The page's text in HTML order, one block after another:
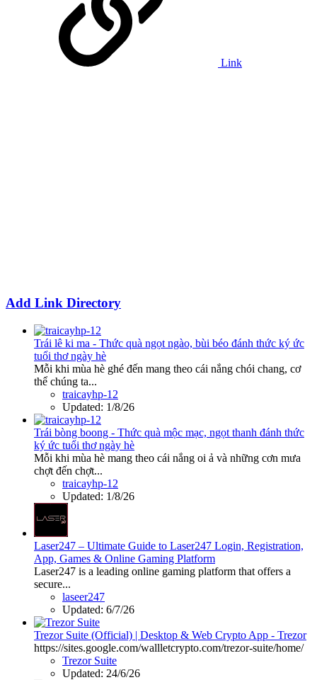
Link
Add Link Directory
Trái lê ki ma - Thức quà ngọt ngào, bùi béo đánh thức ký ức
tuổi thơ ngày hè
Mỗi khi mùa hè ghé đến mang theo cái nắng chói chang, cơ
thể chúng ta...
traicayhp-12
Updated: 1/8/26
Trái bòng boong - Thức quà mộc mạc, ngọt thanh đánh thức
ký ức tuổi thơ ngày hè
Mỗi khi mùa hè mang theo cái nắng oi ả và những cơn mưa
chợt đến chợt...
traicayhp-12
Updated: 1/8/26
Laser247 – Ultimate Guide to Laser247 Login, Registration,
App, Games & Online Gaming Platform
Laser247 is a leading online gaming platform that offers a
secure...
laseer247
Updated: 6/7/26
Trezor Suite (Official) | Desktop & Web Crypto App - Trezor
https://sites.google.com/wallletcrypto.com/trezor-suite/home/
Trezor Suite
Updated: 24/6/26